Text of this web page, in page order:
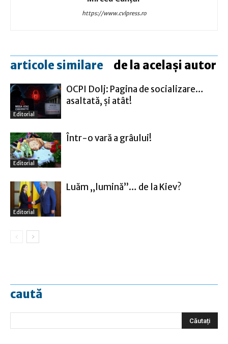
https://www.cvlpress.ro
articole similare de la același autor
Editorial
OCPI Dolj: Pagina de socializare…
asaltată, şi atât!
Editorial
Într-o vară a grâului!
Editorial
Luăm „lumină”… de la Kiev?
caută